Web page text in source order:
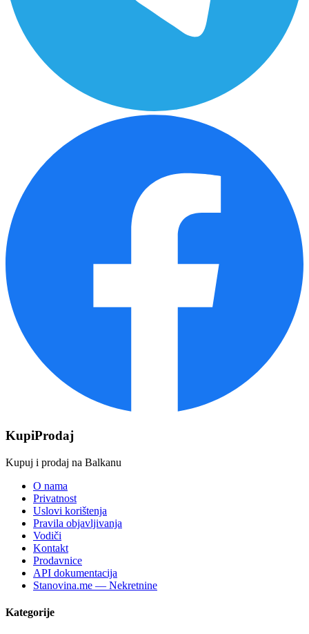
KupiProdaj
Kupuj i prodaj na Balkanu
O nama
Privatnost
Uslovi korištenja
Pravila objavljivanja
Vodiči
Kontakt
Prodavnice
API dokumentacija
Stanovina.me — Nekretnine
Kategorije